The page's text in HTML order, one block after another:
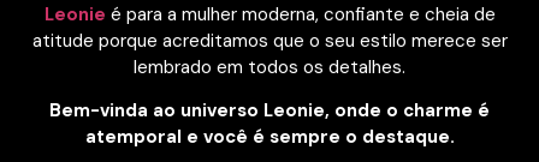
Leonie é para a mulher moderna, confiante e cheia de
atitude porque acreditamos que o seu estilo merece ser
lembrado em todos os detalhes.
Bem-vinda ao universo Leonie, onde o charme é
atemporal e você é sempre o destaque.